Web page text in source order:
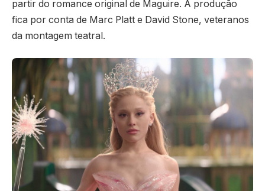
partir do romance original de Maguire. A produção
fica por conta de Marc Platt e David Stone, veteranos
da montagem teatral.